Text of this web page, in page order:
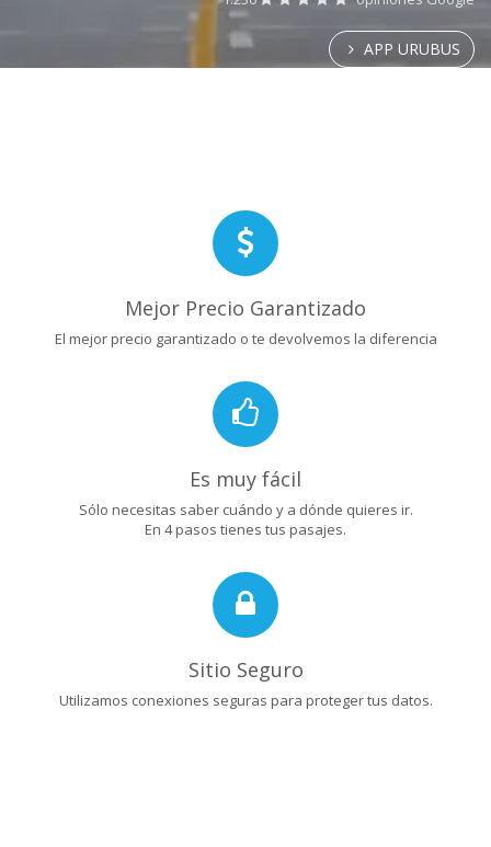
APP URUBUS
Mejor Precio Garantizado
El mejor precio garantizado o te devolvemos la diferencia
Es muy fácil
Sólo necesitas saber cuándo y a dónde quieres ir.
En 4 pasos tienes tus pasajes.
Sitio Seguro
Utilizamos conexiones seguras para proteger tus datos.